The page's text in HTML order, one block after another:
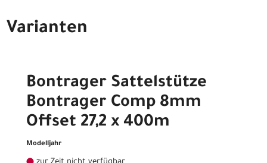
Varianten
Bontrager Sattelstütze
Bontrager Comp 8mm
Offset 27,2 x 400m
Modelljahr